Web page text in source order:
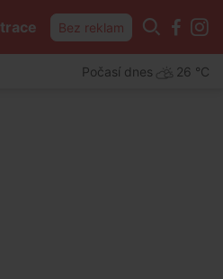
Bez reklam
Počasí dnes 26 °C